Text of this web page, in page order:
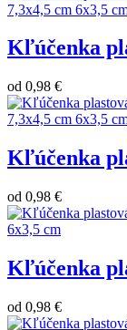
7,3x4,5 cm 6x3,5
Kľúčenka
od 0,98 €
7,3x4,5 cm 6x3,5
Kľúčenka
od 0,98 €
6x3,5 cm
Kľúčenka
od 0,98 €